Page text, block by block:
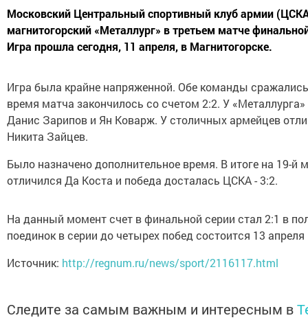
Московский Центральный спортивный клуб армии
магнитогорский «Металлург» в третьем матче
Игра прошла сегодня, 11 апреля, в Магнитогорске.
Игра была крайне напряженной. Обе команды
время матча закончилось со счетом 2:2. У
Данис Зарипов и Ян Коварж. У столичных армейцев
Никита Зайцев.
Было назначено дополнительное время. В итоге на 19-й
отличился Да Коста и победа досталась ЦСКА - 3:2.
На данный момент счет в финальной серии стал 2:1 в
поединок в серии до четырех побед состоится 13
Источник: http://regnum.ru/news/sport/2116117.html
Следите за самым важным и интересным в